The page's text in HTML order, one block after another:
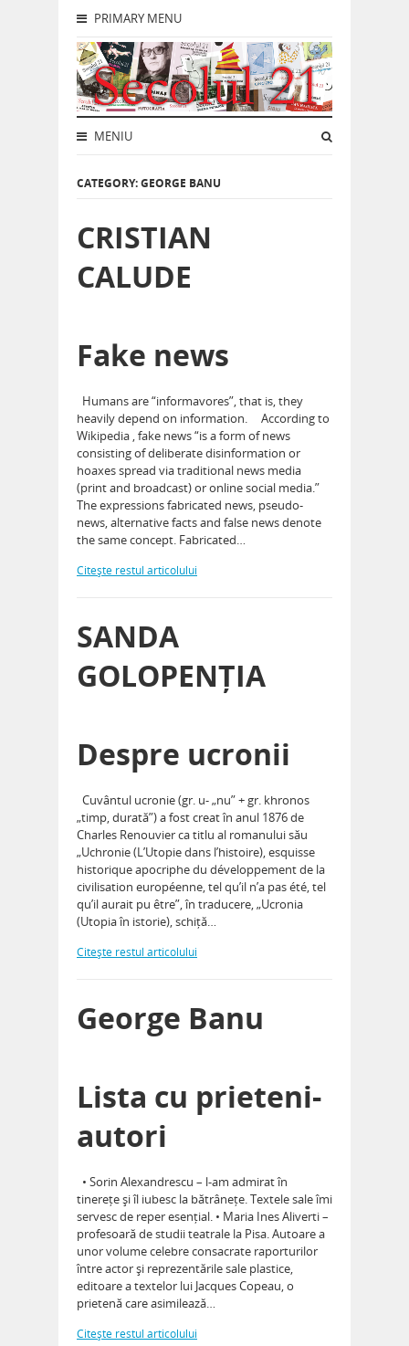
PRIMARY MENU
MENIU
CATEGORY: GEORGE BANU
CRISTIAN
CALUDE
Fake news
Humans are “informavores”, that is, they
heavily depend on information. According to
Wikipedia , fake news “is a form of news
consisting of deliberate disinformation or
hoaxes spread via traditional news media
(print and broadcast) or online social media.”
The expressions fabricated news, pseudo-
news, alternative facts and false news denote
the same concept. Fabricated…
Citeşte restul articolului
SANDA
GOLOPENȚIA
Despre ucronii
Cuvântul ucronie (gr. u- „nu” + gr. khronos
„timp, durată”) a fost creat în anul 1876 de
Charles Renouvier ca titlu al romanului său
„Uchronie (L’Utopie dans l’histoire), esquisse
historique apocriphe du développement de la
civilisation européenne, tel qu’il n’a pas été, tel
qu’il aurait pu être”, în traducere, „Ucronia
(Utopia în istorie), schiță…
Citeşte restul articolului
George Banu
Lista cu prieteni-
autori
• Sorin Alexandrescu – l-am admirat în
tinerețe și îl iubesc la bătrânețe. Textele sale îmi
servesc de reper esențial. • Maria Ines Aliverti –
profesoară de studii teatrale la Pisa. Autoare a
unor volume celebre consacrate raporturilor
între actor și reprezentările sale plastice,
editoare a textelor lui Jacques Copeau, o
prietenă care asimilează…
Citeşte restul articolului